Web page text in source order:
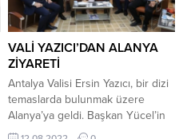
VALİ YAZICI’DAN ALANYA
ZİYARETİ
Antalya Valisi Ersin Yazıcı, bir dizi
temaslarda bulunmak üzere
Alanya’ya geldi. Başkan Yücel’in
de eşlik ettiği Vali Yazıcı, esnaflar,